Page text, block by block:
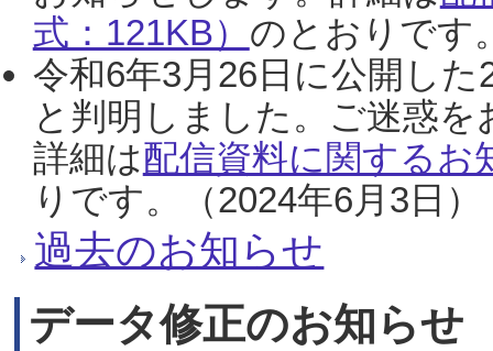
式：121KB） のとおりです
令和6年3月26日に公開し
と判明しました。ご迷惑
詳細は配信資料に関するお
りです。（2024年6月3日）
過去のお知らせ
データ修正のお知らせ